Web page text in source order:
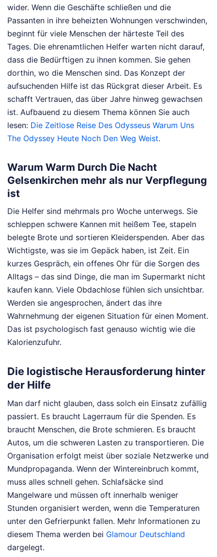
wider. Wenn die Geschäfte schließen und die
Passanten in ihre beheizten Wohnungen verschwinden,
beginnt für viele Menschen der härteste Teil des
Tages. Die ehrenamtlichen Helfer warten nicht darauf,
dass die Bedürftigen zu ihnen kommen. Sie gehen
dorthin, wo die Menschen sind. Das Konzept der
aufsuchenden Hilfe ist das Rückgrat dieser Arbeit. Es
schafft Vertrauen, das über Jahre hinweg gewachsen
ist. Aufbauend zu diesem Thema können Sie auch
lesen: Die Zeitlose Reise Des Odysseus Warum Uns
The Odyssey Heute Noch Den Weg Weist.
Warum Warm Durch Die Nacht
Gelsenkirchen mehr als nur Verpflegung
ist
Die Helfer sind mehrmals pro Woche unterwegs. Sie
schleppen schwere Kannen mit heißem Tee, stapeln
belegte Brote und sortieren Kleiderspenden. Aber das
Wichtigste, was sie im Gepäck haben, ist Zeit. Ein
kurzes Gespräch, ein offenes Ohr für die Sorgen des
Alltags – das sind Dinge, die man im Supermarkt nicht
kaufen kann. Viele Obdachlose fühlen sich unsichtbar.
Werden sie angesprochen, ändert das ihre
Wahrnehmung der eigenen Situation für einen Moment.
Das ist psychologisch fast genauso wichtig wie die
Kalorienzufuhr.
Die logistische Herausforderung hinter
der Hilfe
Man darf nicht glauben, dass solch ein Einsatz zufällig
passiert. Es braucht Lagerraum für die Spenden. Es
braucht Menschen, die Brote schmieren. Es braucht
Autos, um die schweren Lasten zu transportieren. Die
Organisation erfolgt meist über soziale Netzwerke und
Mundpropaganda. Wenn der Wintereinbruch kommt,
muss alles schnell gehen. Schlafsäcke sind
Mangelware und müssen oft innerhalb weniger
Stunden organisiert werden, wenn die Temperaturen
unter den Gefrierpunkt fallen. Mehr Informationen zu
diesem Thema werden bei Glamour Deutschland
dargelegt.